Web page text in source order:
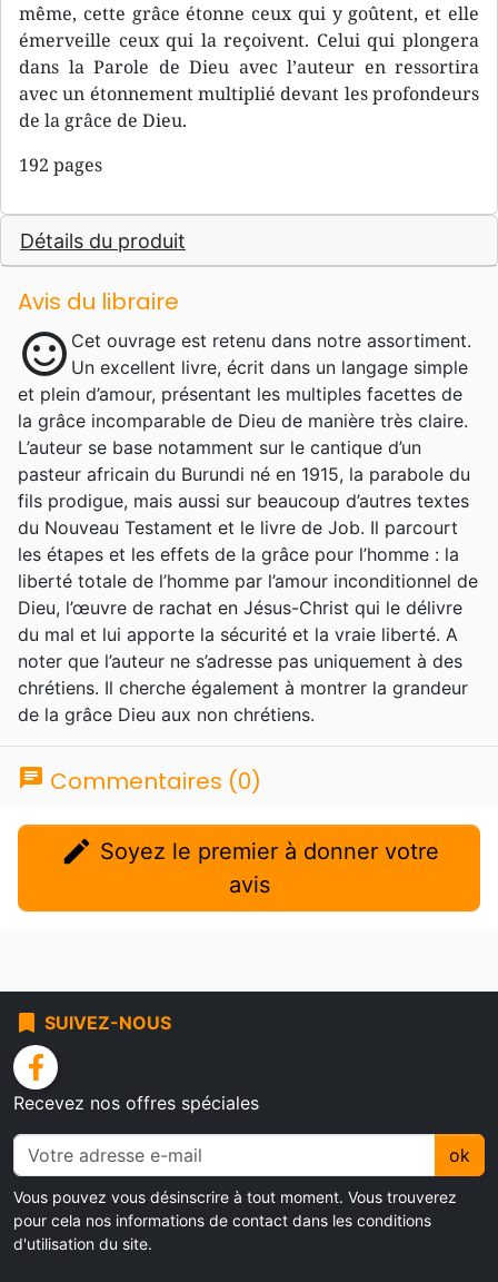
même, cette grâce étonne ceux qui y goûtent, et elle
émerveille ceux qui la reçoivent. Celui qui plongera
dans la Parole de Dieu avec l’auteur en ressortira
avec un étonnement multiplié devant les profondeurs
de la grâce de Dieu.
192 pages
Détails du produit
Avis du libraire
sentiment_satisfied Cet ouvrage est retenu dans notre assortiment.
Un excellent livre, écrit dans un langage simple
et plein d’amour, présentant les multiples facettes de
la grâce incomparable de Dieu de manière très claire.
L’auteur se base notamment sur le cantique d’un
pasteur africain du Burundi né en 1915, la parabole du
fils prodigue, mais aussi sur beaucoup d’autres textes
du Nouveau Testament et le livre de Job. Il parcourt
les étapes et les effets de la grâce pour l’homme : la
liberté totale de l’homme par l’amour inconditionnel de
Dieu, l’œuvre de rachat en Jésus-Christ qui le délivre
du mal et lui apporte la sécurité et la vraie liberté. A
noter que l’auteur ne s’adresse pas uniquement à des
chrétiens. Il cherche également à montrer la grandeur
de la grâce Dieu aux non chrétiens.
chat Commentaires (0)
edit
avis
bookmark SUIVEZ-NOUS
facebook
Recevez nos offres spéciales
ok
Vous pouvez vous désinscrire à tout moment. Vous trouverez
pour cela nos informations de contact dans les conditions
d'utilisation du site.